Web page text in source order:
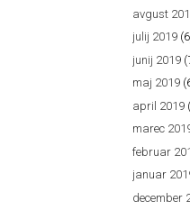
avgust
julij 2019
junij 2019
maj 2019
april 2019
marec
februar
januar
december